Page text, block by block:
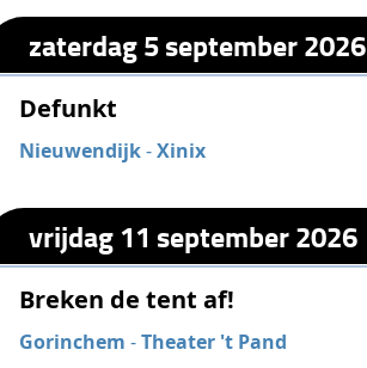
zaterdag 5 september 2026
Defunkt
Nieuwendijk-Xinix
vrijdag 11 september 2026
Breken de tent af!
Gorinchem -Theater 't Pand